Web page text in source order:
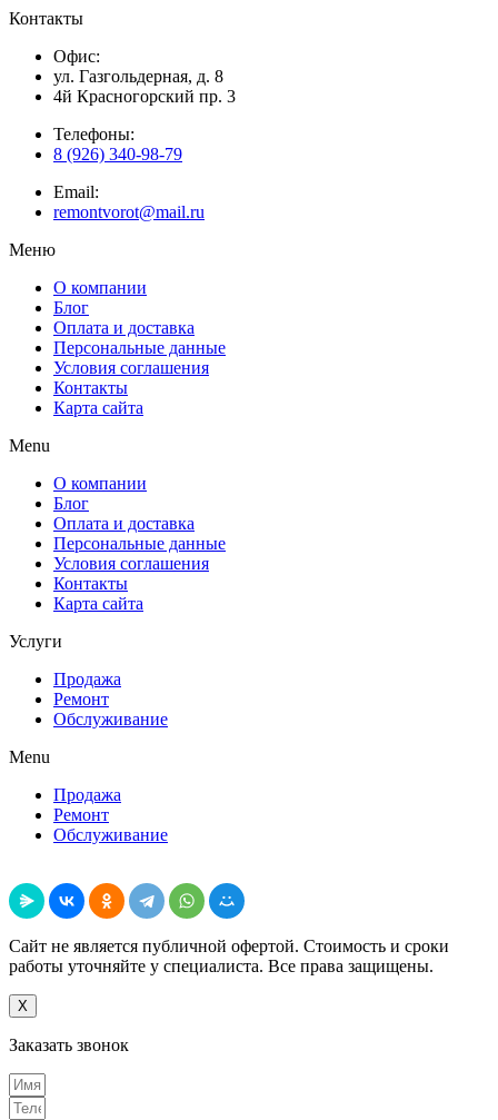
Контакты
Офис:
ул. Газгольдерная, д. 8
4й Красногорский пр. 3
Телефоны:
8 (926) 340-98-79
Email:
remontvorot@mail.ru
Меню
О компании
Блог
Оплата и доставка
Персональные данные
Условия соглашения
Контакты
Карта сайта
Menu
О компании
Блог
Оплата и доставка
Персональные данные
Условия соглашения
Контакты
Карта сайта
Услуги
Продажа
Ремонт
Обслуживание
Menu
Продажа
Ремонт
Обслуживание
Сайт не является публичной офертой. Стоимость и сроки
работы уточняйте у специалиста. Все права защищены.
X
Заказать звонок